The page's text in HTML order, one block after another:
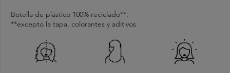
Botella de plástico 100% reciclado**.
**excepto la tapa, colorantes y aditivos